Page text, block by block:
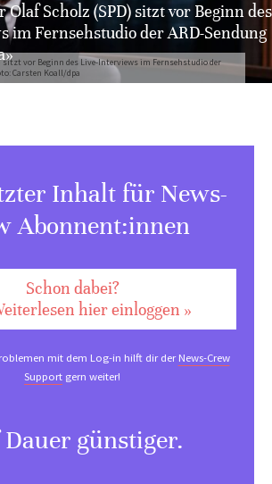
sitzt vor Beginn des Live-Interviews im Fernsehstudio der
Carsten Koall/dpa
Olaf Scholz (SPD) sitzt vor Beginn des
im Fernsehstudio der ARD-Sendung
Inhalt für News-
Abonnent:innen
Schon dabei?
hier einloggen »
mit dem Log-in hilft dir derNews-Crew
Support gern weiter!
günstiger.